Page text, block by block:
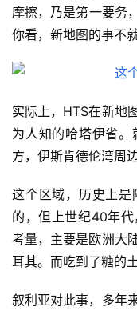
摩擦，乃是第一要务
你看，新地图的事不
实际上，HTS在新地
为人知的哈塔伊省
方，伊斯肯德伦湾周
这个区域，历史上
的，但上世纪40年
考量，主要是欧洲大
耳其。而吃到了糖的
叙利亚对此事，多年